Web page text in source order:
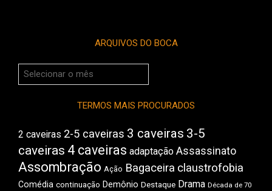
ARQUIVOS DO BOCA
Arquivos
do
TERMOS MAIS PROCURADOS
2 caveiras 2-5 caveiras 3 caveiras 3-5
caveiras 4 caveiras adaptação Assassinato
Assombração Ação Bagaceira claustrofobia
Comédia continuação Demônio Destaque Drama Década de 70